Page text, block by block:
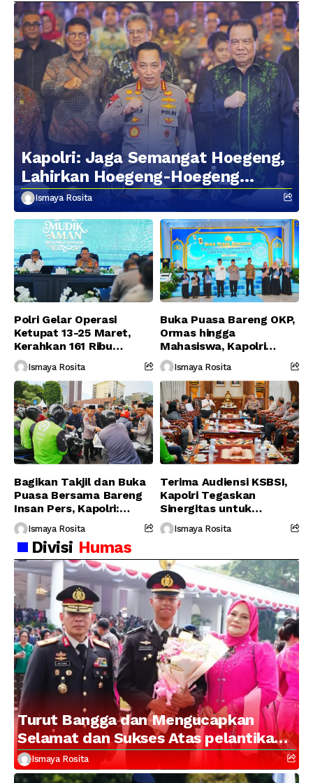
Kapolri: Jaga Semangat Hoegeng,
Lahirkan Hoegeng-Hoegeng
Berikutnya
Ismaya Rosita
Polri Gelar Operasi
Ketupat 13-25 Maret,
Kerahkan 161 Ribu
Personel Gabungan
Ismaya Rosita
Buka Puasa Bareng OKP,
Ormas hingga
Mahasiswa, Kapolri
Serukan Jaga
Persatuan-Dukung
Program Pemerintah
Ismaya Rosita
Bagikan Takjil dan Buka
Puasa Bersama Bareng
Insan Pers, Kapolri:
Suara Media Suara
Publik
Ismaya Rosita
Terima Audiensi KSBSI,
Kapolri Tegaskan
Sinergitas untuk
Perjuangkan Hak Buruh
Ismaya Rosita
Divisi Humas
Turut Bangga dan Mengucapkan
Selamat dan Sukses Atas pelantikan
Putra Brigjen Pol Drs, A.M Kamal.
Sebagai Perwira Polri Lulusan AKPOL
Ismaya Rosita